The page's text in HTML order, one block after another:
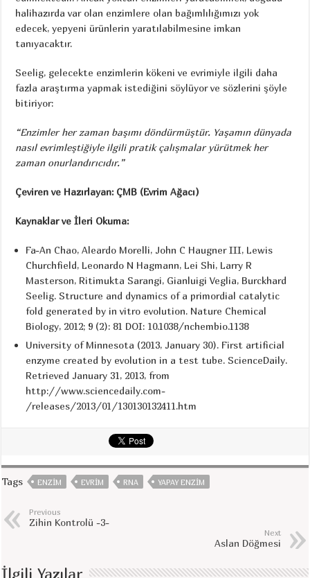
halihazırda var olan enzimlere olan bağımlılığımızı yok
edecek, yepyeni ürünlerin yaratılabilmesine imkan
tanıyacaktır.
Seelig, gelecekte enzimlerin kökeni ve evrimiyle ilgili daha
fazla araştırma yapmak istediğini söylüyor ve sözlerini şöyle
bitiriyor:
“Enzimler her zaman başımı döndürmüştür. Yaşamın dünyada
nasıl evrimleştiğiyle ilgili pratik çalışmalar yürütmek her
zaman onurlandırıcıdır.”
Çeviren ve Hazırlayan: ÇMB (Evrim Ağacı)
Kaynaklar ve İleri Okuma:
Fa-An Chao, Aleardo Morelli, John C Haugner III, Lewis
Churchfield, Leonardo N Hagmann, Lei Shi, Larry R
Masterson, Ritimukta Sarangi, Gianluigi Veglia, Burckhard
Seelig. Structure and dynamics of a primordial catalytic
fold generated by in vitro evolution. Nature Chemical
Biology, 2012; 9 (2): 81 DOI: 10.1038/nchembio.1138
University of Minnesota (2013, January 30). First artificial
enzyme created by evolution in a test tube. ScienceDaily.
Retrieved January 31, 2013, from
http://www.sciencedaily.com­
/releases/2013/01/130130132411.htm
Tags ENZIM EVRIM RNA YAPAY ENZIM
Previous
Zihin Kontrolü -3-
Next
Aslan Döğmesi
İlgili Yazılar